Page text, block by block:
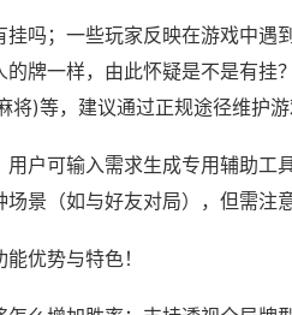
挂吗；一些玩家反映在游戏中遇
的牌一样，由此怀疑是不是有挂
将)等，建议通过正规途径维护游
用户可输入需求生成专用辅助工
场景（如与好友对局），但需注
优势与特色！